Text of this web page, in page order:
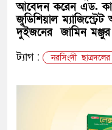
আবেদন করেন এড.
জুডিশিয়াল
দুইজনের জামিন
ট্যাগ :
নরসিংদী